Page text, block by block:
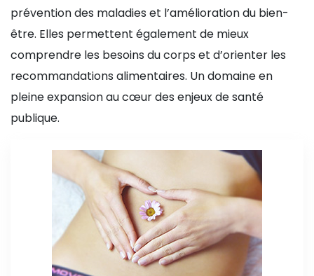
prévention des maladies et l’amélioration du bien-
être. Elles permettent également de mieux
comprendre les besoins du corps et d’orienter les
recommandations alimentaires. Un domaine en
pleine expansion au cœur des enjeux de santé
publique.